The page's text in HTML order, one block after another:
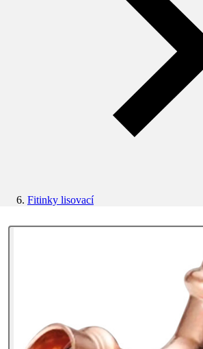
Fitinky lisovací